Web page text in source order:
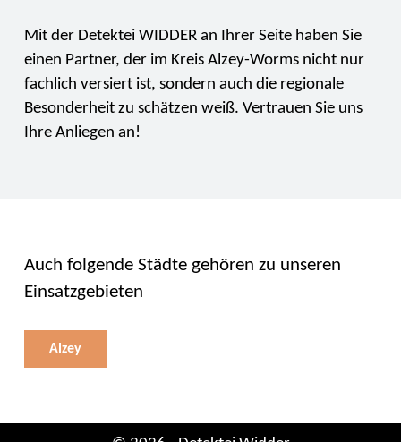
Mit der Detektei WIDDER an Ihrer Seite haben Sie
einen Partner, der im Kreis Alzey-Worms nicht nur
fachlich versiert ist, sondern auch die regionale
Besonderheit zu schätzen weiß. Vertrauen Sie uns
Ihre Anliegen an!
Auch folgende Städte gehören zu unseren
Einsatzgebieten
Alzey